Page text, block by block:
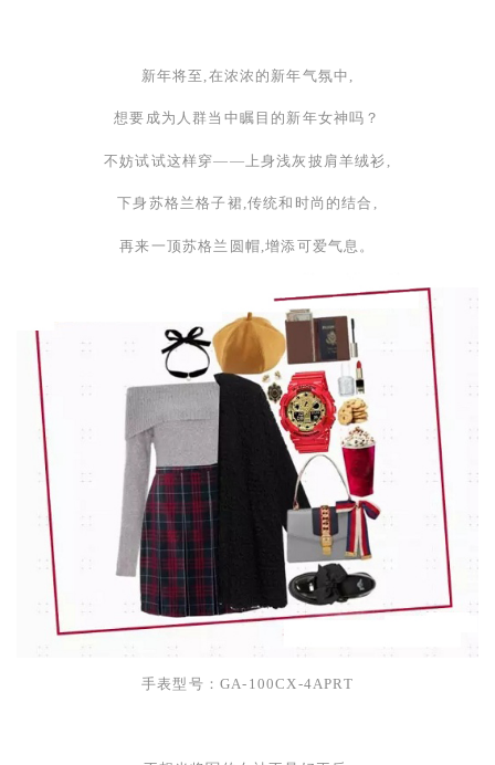
新年将至,在浓浓的新年气氛中,
想要成为人群当中瞩目的新年女神吗？
不妨试试这样穿——上身浅灰披肩羊绒衫,
下身苏格兰格子裙,传统和时尚的结合,
再来一顶苏格兰圆帽,增添可爱气息。
手表型号：GA-100CX-4APRT